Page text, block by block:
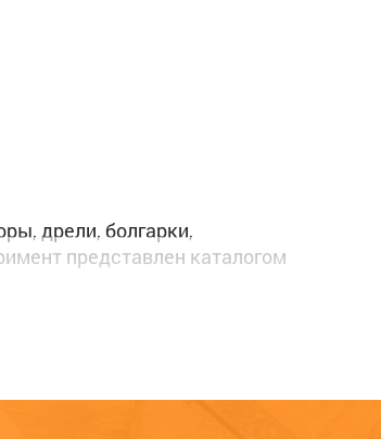
дрели, болгарки,
представлен каталогом
Абакан – это гарантия того,
связи на сайте или по